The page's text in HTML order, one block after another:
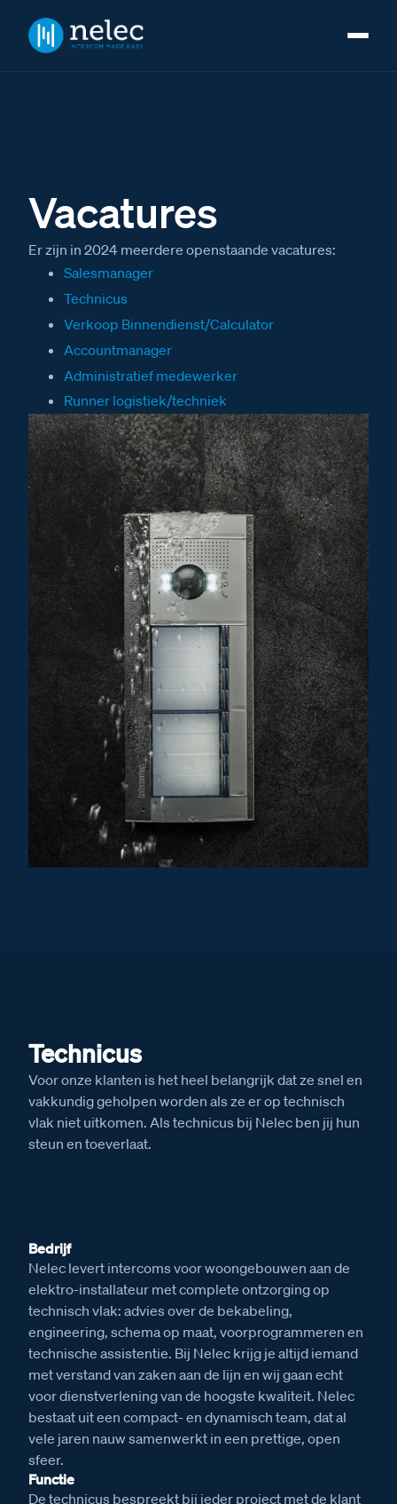
Vacatures
Er zijn in 2024 meerdere openstaande vacatures:
Salesmanager
Technicus
Verkoop Binnendienst/Calculator
Accountmanager
Administratief medewerker
Runner logistiek/techniek
Technicus
Voor onze klanten is het heel belangrijk dat ze snel en
vakkundig geholpen worden als ze er op technisch
vlak niet uitkomen. Als technicus bij Nelec ben jij hun
steun en toeverlaat.
Bedrijf
Nelec levert intercoms voor woongebouwen aan de
elektro-installateur met complete ontzorging op
technisch vlak: advies over de bekabeling,
engineering, schema op maat, voorprogrammeren en
technische assistentie. Bij Nelec krijg je altijd iemand
met verstand van zaken aan de lijn en wij gaan echt
voor dienstverlening van de hoogste kwaliteit. Nelec
bestaat uit een compact- en dynamisch team, dat al
vele jaren nauw samenwerkt in een prettige, open
sfeer.
Functie
De technicus bespreekt bij ieder project met de klant